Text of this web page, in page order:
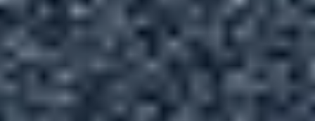
球 鞋
生 活